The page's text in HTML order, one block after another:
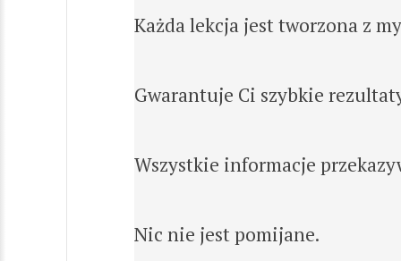
Każda lekcja jest tworzona z
Gwarantuje Ci szybkie
Wszystkie informacje
Nic nie jest pomijane.